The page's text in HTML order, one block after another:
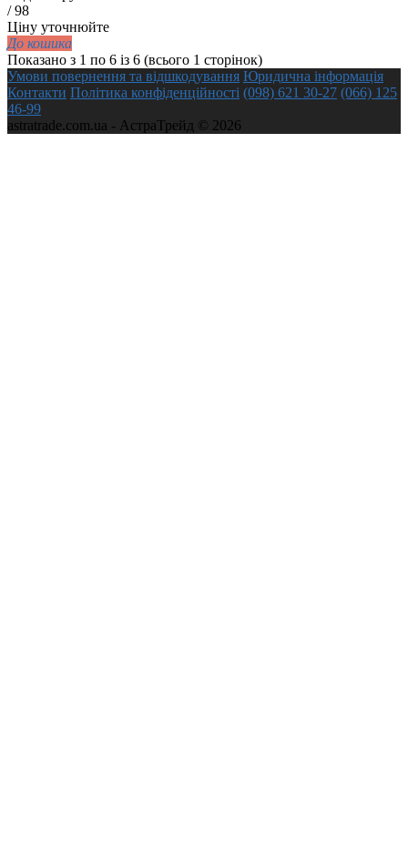
/98
Ціну уточнюйте
До кошика
Показано з 1 по 6 із 6 (всього 1 сторінок)
Умови повернення та відшкодування Юридична інформація
Контакти Політика конфіденційності (098) 621 30-27 (066) 125
46-99
astratrade.com.ua - АстраТрейд © 2026